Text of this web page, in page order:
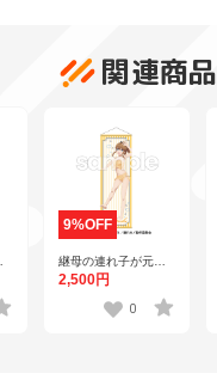
関連商品
9%OFF
継母の連れ子が元カ
ノだった B2半裁タペ
ーマーズ】
2,500円
0